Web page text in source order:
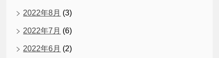
2022年8月 (3)
2022年7月 (6)
2022年6月 (2)